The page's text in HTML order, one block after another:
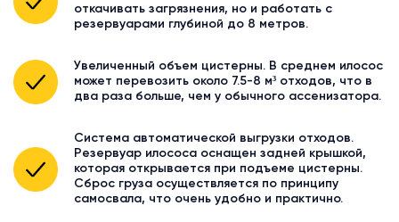
откачивать загрязнения, но и работать с
резервуарами глубиной до 8 метров.
Увеличенный объем цистерны. В среднем илосос
может перевозить около 7.5-8 м³ отходов, что в
два раза больше, чем у обычного ассенизатора.
Система автоматической выгрузки отходов.
Резервуар илососа оснащен задней крышкой,
которая открывается при подъеме цистерны.
Сброс груза осуществляется по принципу
самосвала, что очень удобно и практично.